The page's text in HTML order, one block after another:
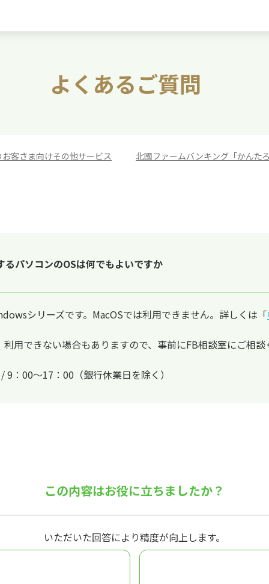
よくあるご質問
客さま向けその他サービス 北國ファームバンキング「かんた
パソコンのOSは何でもよいですか
シリーズです。MacOSでは利用できません。詳しくは「
用できない場合もありますので、事前にFB相談室にご相談
00～17：00（銀行休業日を除く）
この内容はお役に立ちましたか？
いただいた回答により精度が向上します。